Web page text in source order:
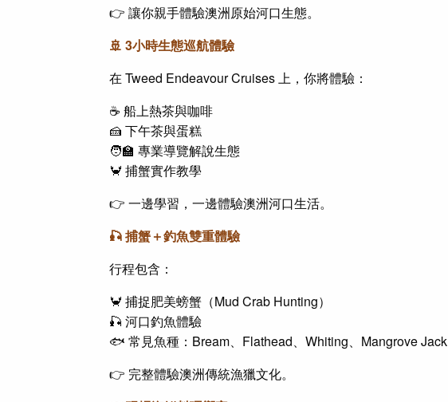
👉 讓你親手體驗澳洲原始河口生態。
🚢 3小時生態巡航體驗
在 Tweed Endeavour Cruises 上，你將體驗：
☕ 船上熱茶與咖啡
🍰 下午茶與蛋糕
🧑‍🏫 專業導覽解說生態
🦀 捕蟹實作教學
👉 一邊學習，一邊體驗澳洲河口生活。
🎣 捕蟹＋釣魚雙重體驗
行程包含：
🦀 捕捉肥美螃蟹（Mud Crab Hunting）
🎣 河口釣魚體驗
🐟 常見魚種：Bream、Flathead、Whiting、Mangrove Jack
👉 完整體驗澳洲傳統漁獵文化。